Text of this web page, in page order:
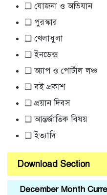
❏ যোজনা ও অভিযান
❏ পুরস্কার
❏ খেলাধুলা
❏ ইনডেক্স
❏ অ্যাপ ও পোর্টাল লঞ্চ
❏ বই প্রকাশ
❏ প্রয়ান দিবস
❏ আন্তর্জাতিক বিষয়
❏ ইত্যাদি
Download Section
December Month